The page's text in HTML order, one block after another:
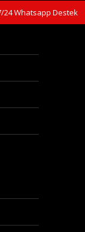
24 Whatsapp Destek